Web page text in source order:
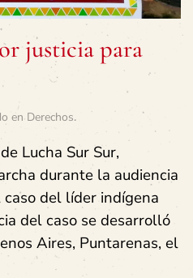
justicia para
en Derechos.
Lucha Sur Sur,
durante la audiencia
del líder indígena
del caso se desarrolló
Aires, Puntarenas, el